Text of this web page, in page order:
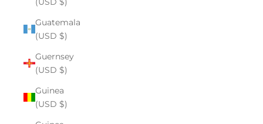
Guatemala
(USD $)
Guernsey
(USD $)
Guinea
(USD $)